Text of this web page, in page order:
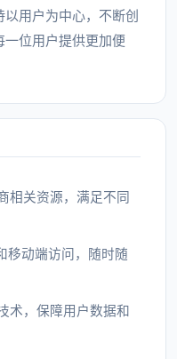
用户为中心，不断创
位用户提供更加便
相关资源，满足不同
移动端访问，随时随
术，保障用户数据和